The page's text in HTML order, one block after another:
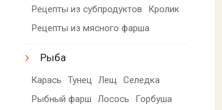
Рецепты из субпродуктов
Кролик
Рецепты из мясного фарша
Рыба
Карась Тунец Лещ
Селедка
Рыбный фарш
Лосось
Горбуша